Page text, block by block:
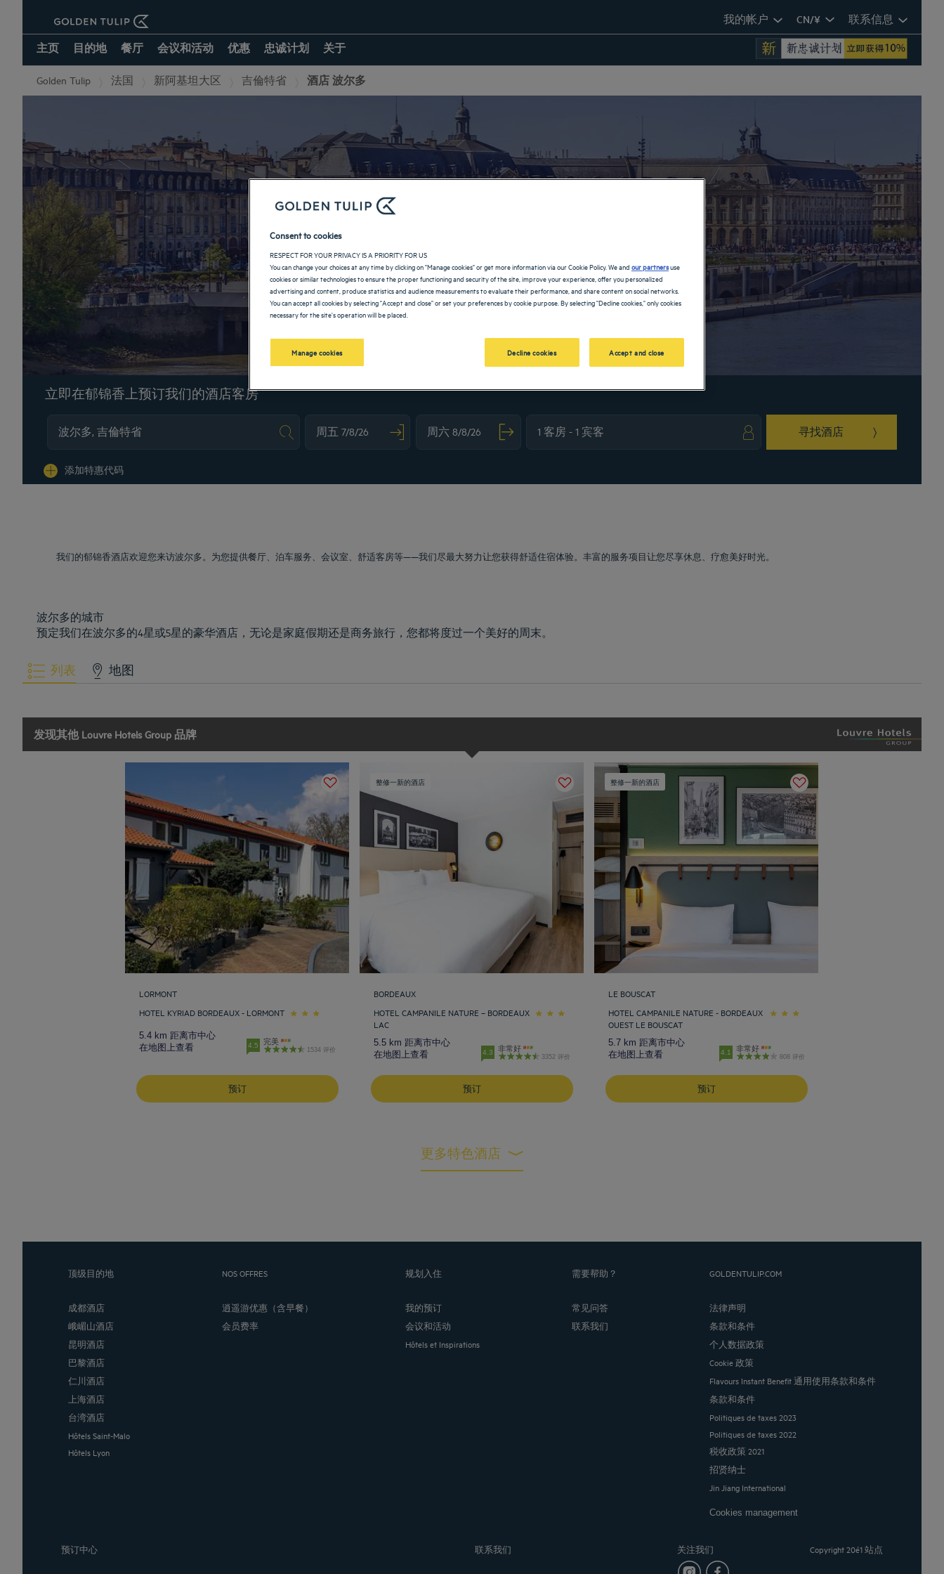
我的帐户 CN/¥ 联系信息
主页 目的地 餐厅 会议和活动 优惠 忠诚计划 关于
Golden Tulip 法国 新阿基坦大区 吉倫特省 酒店 波尔多
波尔多的酒店
返回新阿基坦大區页面
立即在郁锦香上预订我们的酒店客房
寻找酒店
添加特惠代码
我们的郁锦香酒店欢迎您来访波尔多。为您提供餐厅、泊车服务、会议室、舒适客房等——我们尽最大努力让您获得舒适住宿体验。丰富的服务项目让您尽享休息、疗愈美好时光。
波尔多的城市
预定我们在波尔多的4星或5星的豪华酒店，无论是家庭假期还是商务旅行，您都将度过一个美好的周末。
列表 地图
发现其他 Louvre Hotels Group 品牌
LORMONT
HOTEL KYRIAD BORDEAUX - LORMONT
5.4 km 距离市中心
在地图上查看
4.5 完美
1534 评价
预订
整修一新的酒店
BORDEAUX
HOTEL CAMPANILE NATURE – BORDEAUX
LAC
5.5 km 距离市中心
在地图上查看
4.3 非常好
3352 评价
预订
整修一新的酒店
LE BOUSCAT
HOTEL CAMPANILE NATURE - BORDEAUX
OUEST LE BOUSCAT
5.7 km 距离市中心
在地图上查看
4.1 非常好
808 评价
预订
更多特色酒店
顶级目的地
成都酒店
峨嵋山酒店
昆明酒店
巴黎酒店
仁川酒店
上海酒店
台湾酒店
Hôtels Saint-Malo
Hôtels Lyon
NOS OFFRES
逍遥游优惠（含早餐）
会员费率
规划入住
我的预订
会议和活动
Hôtels et Inspirations
需要帮助？
常见问答
联系我们
GOLDENTULIP.COM
法律声明
条款和条件
个人数据政策
Cookie 政策
Flavours Instant Benefit 通用使用条款和条件
条款和条件
Politiques de taxes 2023
Politiques de taxes 2022
税收政策 2021
招贤纳士
Jin Jiang International
Cookies management
预订中心 联系我们 关注我们 Copyright 20é1 站点
Consent to cookies
RESPECT FOR YOUR PRIVACY IS A PRIORITY FOR US
You can change your choices at any time by clicking on "Manage cookies" or get more information via our Cookie Policy. We andour partnersuse
cookies or similar technologies to ensure the proper functioning and security of the site, improve your experience, offer you personalized
advertising and content, produce statistics and audience measurements to evaluate their performance, and share content on social networks.
You can accept all cookies by selecting "Accept and close" or set your preferences by cookie purpose. By selecting "Decline cookies," only cookies
necessary for the site's operation will be placed.
Manage cookies Decline cookies Accept and close